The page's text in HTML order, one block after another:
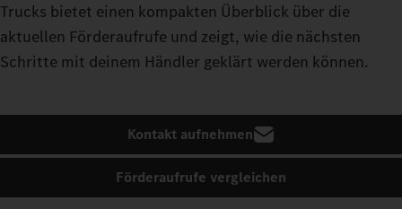
Trucks bietet einen kompakten Überblick über die
aktuellen Förderaufrufe und zeigt, wie die nächsten
Schritte mit deinem Händler geklärt werden können.
Kontakt aufnehmen
Förderaufrufe vergleichen